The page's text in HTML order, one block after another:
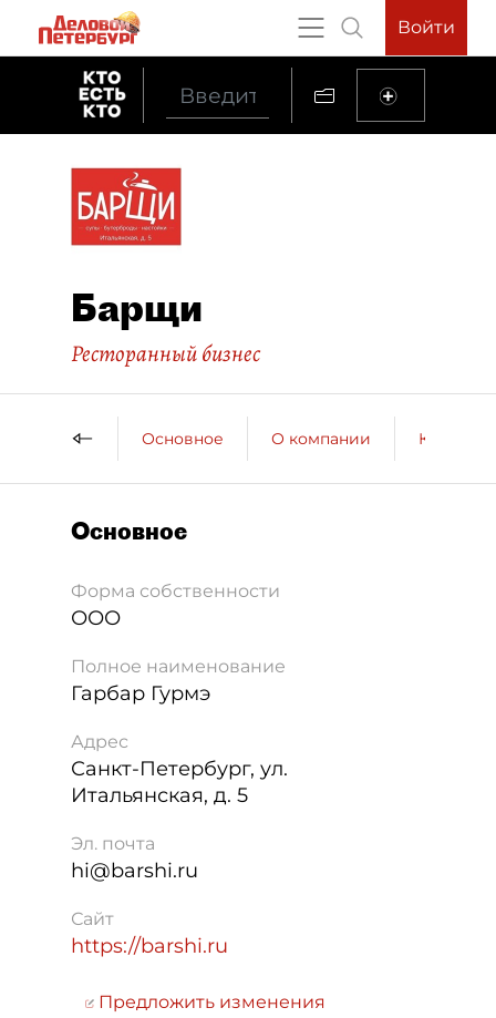
Войти
Барщи
Ресторанный бизнес
Основное О компании
Основное
Форма собственности
ООО
Полное наименование
Гарбар Гурмэ
Адрес
Санкт-Петербург, ул.
Итальянская, д. 5
Эл. почта
hi@barshi.ru
Сайт
https://barshi.ru
Предложить изменения